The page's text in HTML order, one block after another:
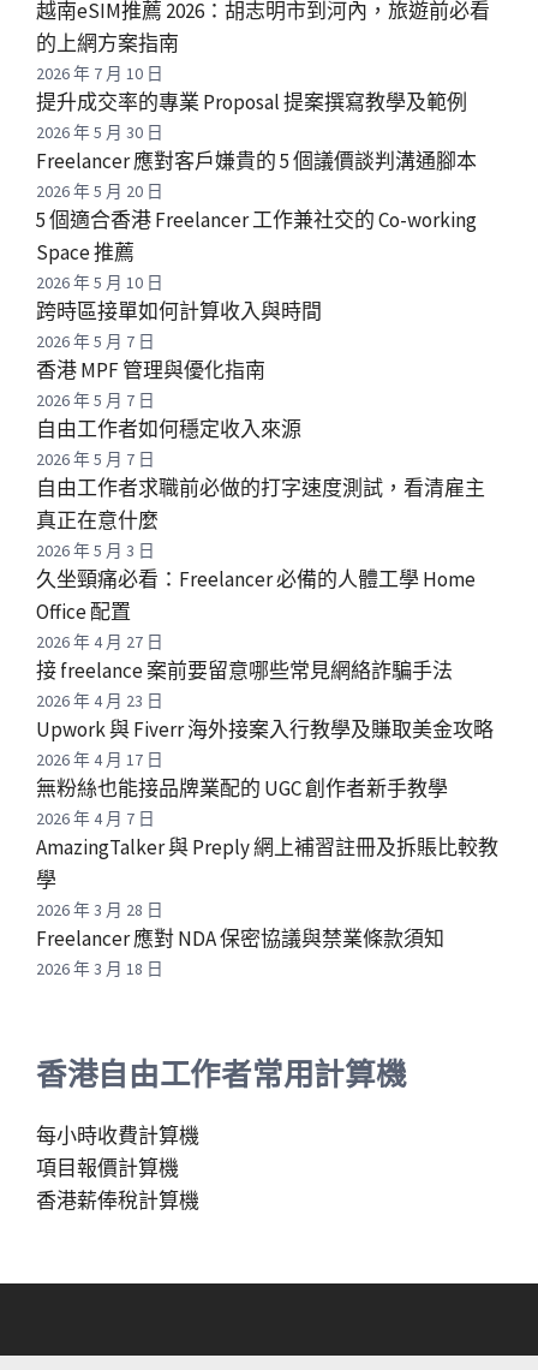
越南eSIM推薦 2026：胡志明市到河內，旅遊前必看
的上網方案指南
2026 年 7 月 10 日
提升成交率的專業 Proposal 提案撰寫教學及範例
2026 年 5 月 30 日
Freelancer 應對客戶嫌貴的 5 個議價談判溝通腳本
2026 年 5 月 20 日
5 個適合香港 Freelancer 工作兼社交的 Co-working
Space 推薦
2026 年 5 月 10 日
跨時區接單如何計算收入與時間
2026 年 5 月 7 日
香港 MPF 管理與優化指南
2026 年 5 月 7 日
自由工作者如何穩定收入來源
2026 年 5 月 7 日
自由工作者求職前必做的打字速度測試，看清雇主
真正在意什麼
2026 年 5 月 3 日
久坐頸痛必看：Freelancer 必備的人體工學 Home
Office 配置
2026 年 4 月 27 日
接 freelance 案前要留意哪些常見網絡詐騙手法
2026 年 4 月 23 日
Upwork 與 Fiverr 海外接案入行教學及賺取美金攻略
2026 年 4 月 17 日
無粉絲也能接品牌業配的 UGC 創作者新手教學
2026 年 4 月 7 日
AmazingTalker 與 Preply 網上補習註冊及拆賬比較教
學
2026 年 3 月 28 日
Freelancer 應對 NDA 保密協議與禁業條款須知
2026 年 3 月 18 日
香港自由工作者常用計算機
每小時收費計算機
項目報價計算機
香港薪俸稅計算機